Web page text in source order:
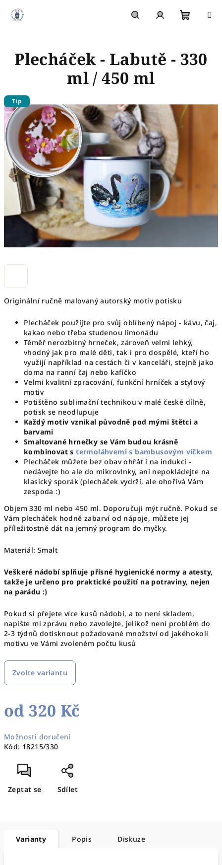
obsah
košík
Originální ručně malovaný autorský motiv potisku
Plecháček použijte pro svůj oblíbený nápoj - kávu, čaj,
kakao nebo třeba studenou limonádu
Téměř nerozbitný hrneček, zároveň velmi lehký,
vhodný jak pro malé děti, tak i pro dospělé, kteří ho
využijí například na cestách či v kanceláři, stejně jako
doma na ranní čaj nebo kafíčko
Velmi kvalitní zpracování, funkční hrníček a stylový
motiv
Potištěno sublimační technikou v malé české dílně,
potisk se neodlupuje
Každý motiv vznikal původně pod mými štětci a
barvami
Smaltované hrnečky se Vám budou krásně
kombinovat s termoláhvemi s bambusovým víčkem
Plecháček můžete bez obav ohřát i na indukci -
nedávejte ho ale do mikrovlnky, ani nepokládejte na
klasický sporák (plecháček vydrží, ale ohořívá Vám
zespoda :)
Objem 330 ml nebo 450 ml. Doporučuji mýt ručně. Pokud se
Vám plecháček hodně zabarví od nápoje, můžete jej
příležitostně dát na jemný program do myčky.
Materiál: Smalt
Veškeré nádobí splňuje přísné hygienické normy a atesty,
takže je určeno pro praktické použití na potraviny, nejen
na parádu :)
Pokud si přejete více kusů nádobí, a to není skladem,
napište mi zprávu nebo zavolejte, jelikož není problém do
2-3 týdnů dotisknout požadované množství od jakéhokoli
motivu ve Vámi zvoleném počtu kusů
Zvolte variantu
od 320 Kč
cena:
Možnosti doručení
Kód: 18215/330
Zeptat se Sdílet
Plecháček - Labutě - 330
ml / 450 ml
Tip
Varianty Popis Diskuze